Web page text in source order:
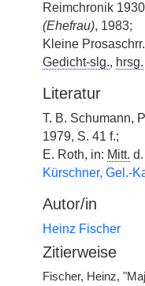
Reimchronik
(Ehefrau), 1983;
Kleine
Gedicht-slg., hrsg.
Literatur
T. B. Schumann,
1979, S. 41 f.;
E. Roth, in: Mitt.
Kürschner, Gel.-
Autor/in
Heinz Fischer
Zitierweise
Fischer, Heinz,